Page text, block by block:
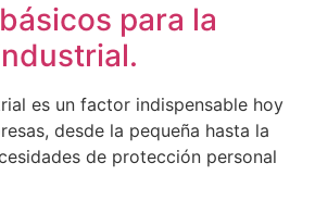
para la
es un factor indispensable hoy
desde la pequeña hasta la
de protección personal